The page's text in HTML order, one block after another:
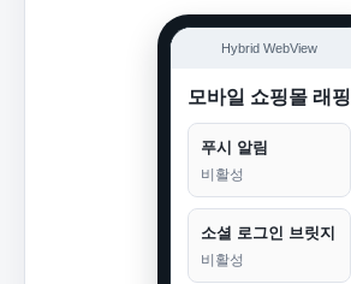
Hybrid WebView
모바일 쇼핑몰 래핑
푸시 알림
비활성
소셜 로그인 브릿지
비활성